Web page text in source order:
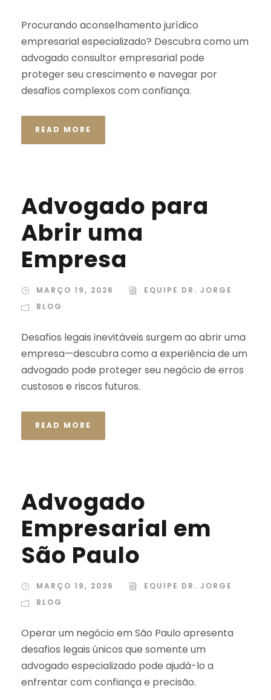
Procurando aconselhamento jurídico
empresarial especializado? Descubra como um
advogado consultor empresarial pode
proteger seu crescimento e navegar por
desafios complexos com confiança.
READ MORE
Advogado para
Abrir uma
Empresa
MARÇO 19, 2026
EQUIPE DR. JORGE
BLOG
Desafios legais inevitáveis surgem ao abrir uma
empresa—descubra como a experiência de um
advogado pode proteger seu negócio de erros
custosos e riscos futuros.
READ MORE
Advogado
Empresarial em
São Paulo
MARÇO 19, 2026
EQUIPE DR. JORGE
BLOG
Operar um negócio em São Paulo apresenta
desafios legais únicos que somente um
advogado especializado pode ajudá-lo a
enfrentar com confiança e precisão.